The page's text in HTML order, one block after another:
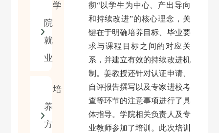
学
院
就
业
培
养
方
彻“以学生为中心、产出导向
和持续改进”的核心理念，关
键在于明确培养目标、毕业要
求与课程目标之间的对应关
系，并建立有效的持续改进机
制。姜教授还针对认证申请、
自评报告撰写以及专家进校考
查等环节的注意事项进行了具
体指导。学院相关负责人及专
业教师参加了培训。此次培训